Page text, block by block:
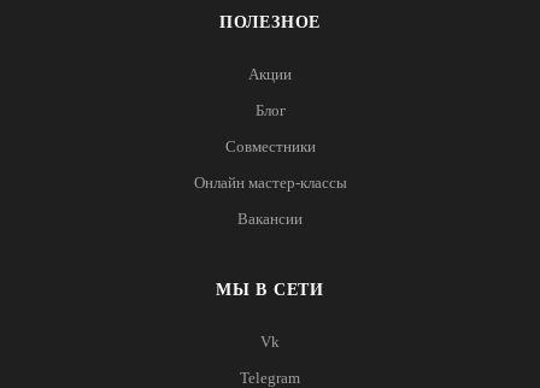
ПОЛЕЗНОЕ
Акции
Блог
Совместники
Онлайн мастер-классы
Вакансии
МЫ В СЕТИ
Vk
Telegram